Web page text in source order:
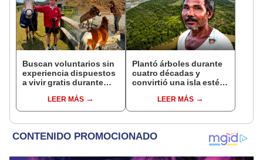
Buscan voluntarios sin
experiencia dispuestos
a vivir gratis durante
cuidar caballos, burros
y otros animales
LEER MÁS
Plantó árboles durante
cuatro décadas y
convirtió una isla estéril
hoy supera casi seis
veces al Parque de las
LEER MÁS